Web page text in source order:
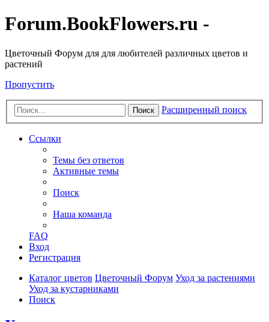
Forum.BookFlowers.ru -
Цветочный Форум для для любителей различных цветов и
растений
Пропустить
Поиск Расширенный поиск
Ссылки
Темы без ответов
Активные темы
Поиск
Наша команда
FAQ
Вход
Регистрация
Каталог цветов Цветочный Форум Уход за растениями
Уход за кустарниками
Поиск